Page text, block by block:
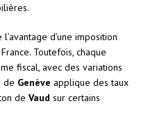
d’une imposition
Toutefois, chaque
fiscal, avec des variations
de Genève applique des taux
de Vaud sur certains